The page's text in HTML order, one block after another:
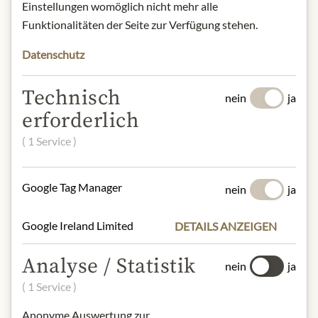
* Wir bitten um Verständnis, dass das
Produktdesign von der Abbildung
ZUTATEN & ALLERGENE
Sprudelwasser, Zucker,
Säuerungsmittel: Zitronensäure,
Antioxidantien: Ascorbinsäure,
Farbstoffe: (E160a, E150d).
NÄHRWERTE
100ml enthalten durchschnittlich:
Brennwert (Energie):
Einstellungen womöglich nicht mehr alle
Funktionalitäten der Seite zur Verfügung stehen.
Datenschutz
Technisch
erforderlich
( 1 Service )
nein ja
Google Tag Manager nein ja
Google Ireland Limited DETAILS ANZEIGEN
Analyse / Statistik
( 1 Service )
Anonyme Auswertung zur
nein ja